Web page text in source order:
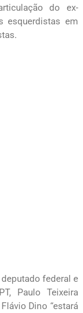
do ex-
esquerdistas em
federal e
Paulo Teixeira
Dino “estará